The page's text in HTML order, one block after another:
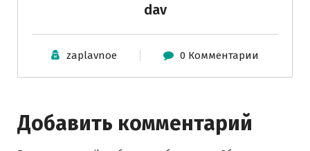
dav
zaplavnoe 0 Комментарии
Добавить комментарий